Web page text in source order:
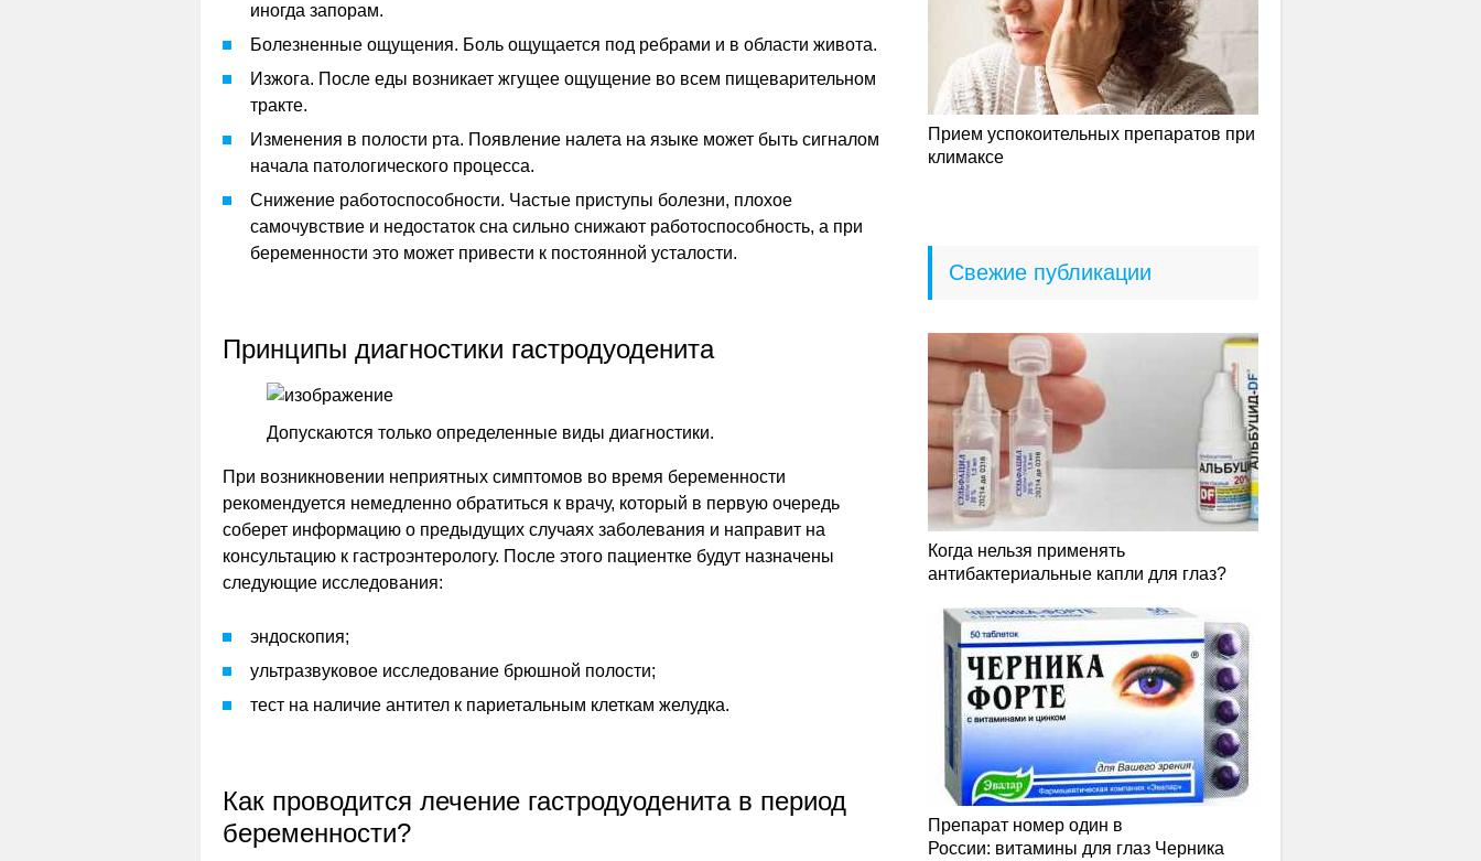
иногда запорам.
Болезненные ощущения. Боль ощущается под ребрами и в области живота.
Изжога. После еды возникает жгущее ощущение во всем пищеварительном
тракте.
Изменения в полости рта. Появление налета на языке может быть сигналом
начала патологического процесса.
Снижение работоспособности. Частые приступы болезни, плохое
самочувствие и недостаток сна сильно снижают работоспособность, а при
беременности это может привести к постоянной усталости.
Принципы диагностики гастродуоденита
Допускаются только определенные виды диагностики.
При возникновении неприятных симптомов во время беременности
рекомендуется немедленно обратиться к врачу, который в первую очередь
соберет информацию о предыдущих случаях заболевания и направит на
консультацию к гастроэнтерологу. После этого пациентке будут назначены
следующие исследования:
эндоскопия;
ультразвуковое исследование брюшной полости;
тест на наличие антител к париетальным клеткам желудка.
Как проводится лечение гастродуоденита в период
беременности?
Прием успокоительных препаратов при
климаксе
Свежие публикации
Когда нельзя применять
антибактериальные капли для глаз?
Препарат номер один в
России: витамины для глаз Черника